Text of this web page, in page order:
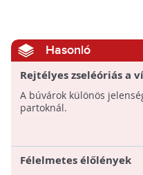
Hasonló
Rejtélyes zseléóriás a
A búvárok különös
partoknál.
Félelmetes élőlények